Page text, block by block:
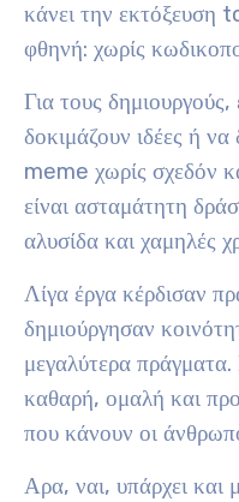
κάνει την εκτόξευση
φθηνή: χωρίς
Για τους δημιουργούς,
δοκιμάζουν ιδέες ή να
meme χωρίς σχεδόν
είναι ασταμάτητη
αλυσίδα και χαμηλές
Λίγα έργα κέρδισαν
δημιούργησαν
μεγαλύτερα
καθαρή, ομαλή και
που κάνουν οι
Αρα, ναι, υπάρχει και